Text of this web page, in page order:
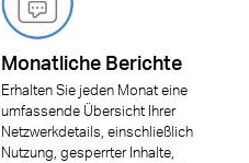
Monatliche Berichte
Erhalten Sie jeden Monat eine
umfassende Übersicht Ihrer
Netzwerkdetails, einschließlich
Nutzung, gesperrter Inhalte,